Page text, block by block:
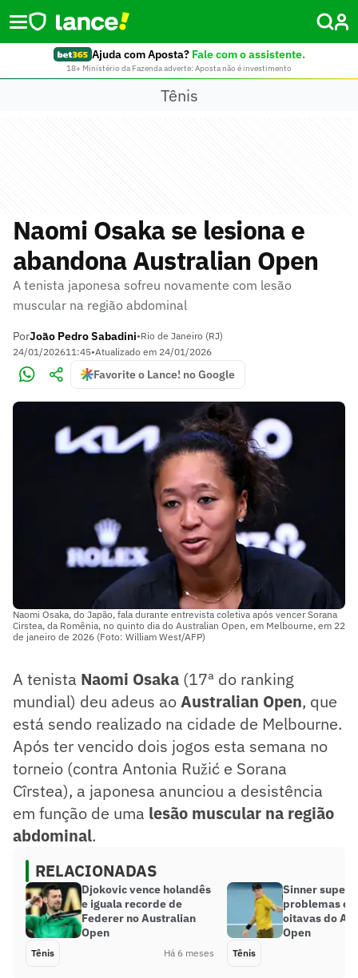
Ajuda com Aposta? Fale com o assistente.
18+ Ministério da Fazenda adverte: Aposta não é investimento
Tênis
Naomi Osaka se lesiona e
abandona Australian Open
A tenista japonesa sofreu novamente com lesão
muscular na região abdominal
PorJoão Pedro Sabadini•Rio de Janeiro (RJ)
24/01/202611:45•Atualizado em 24/01/2026
Favorite o Lance! no Google
Naomi Osaka, do Japão, fala durante entrevista coletiva após vencer Sorana
Cirstea, da Romênia, no quinto dia do Australian Open, em Melbourne, em 22
de janeiro de 2026 (Foto: William West/AFP)
A tenista Naomi Osaka (17ª do ranking
mundial) deu adeus aoAustralian Open, que
está sendo realizado na cidade de Melbourne.
Após ter vencido dois jogos esta semana no
torneio (contra Antonia Ružić e Sorana
Cîrstea), a japonesa anunciou a desistência
em função de uma lesão muscular na região
abdominal.
RELACIONADAS
Djokovic vence holandês
e iguala recorde de
Federer no Australian
Open
Tênis Há 6 meses
Sinner supera
problemas e
oitavas do
Open
Tênis